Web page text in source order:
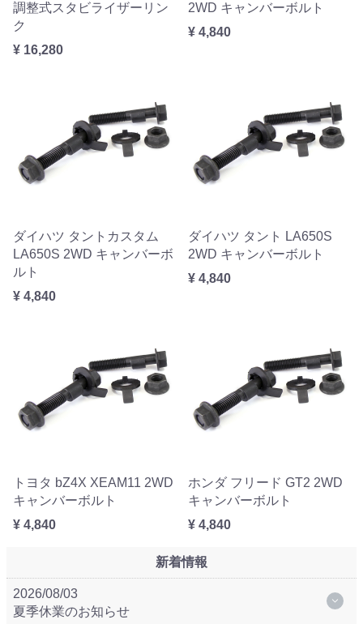
調整式スタビライザーリン
ク
¥ 16,280
2WD キャンバーボルト
¥ 4,840
ダイハツ タントカスタム
LA650S 2WD キャンバーボ
ルト
¥ 4,840
ダイハツ タント LA650S
2WD キャンバーボルト
¥ 4,840
トヨタ bZ4X XEAM11 2WD
キャンバーボルト
¥ 4,840
ホンダ フリード GT2 2WD
キャンバーボルト
¥ 4,840
新着情報
2026/08/03
夏季休業のお知らせ